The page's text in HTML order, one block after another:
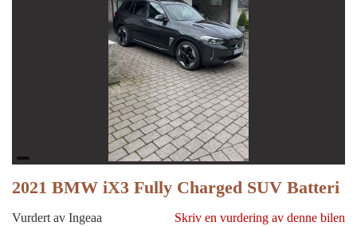
2021 BMW iX3 Fully Charged SUV Batteri
Vurdert av Ingeaa Skriv en vurdering av denne bilen